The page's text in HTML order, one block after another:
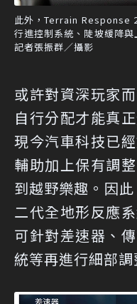
此外，Terrain Response
行進控制系統、陡坡緩降
記者張振群／攝影
或許對資深玩家
自行分配才能真
現今汽車科技已
輔助加上保有調
到越野樂趣。因
二代全地形反應
可針對差速器、
統等再進行細部調